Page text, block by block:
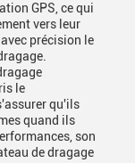
GPS, ce qui
vers leur
précision le
le
qu'ils
quand ils
son
de dragage